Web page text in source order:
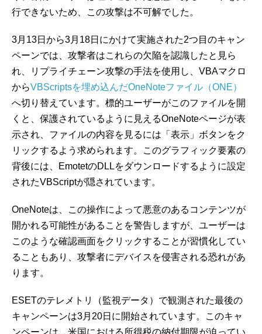
行できないため、この攻撃は不可解でした。
3月13日から3月18日にかけて実施された2つ目のキャン
ペーンでは、攻撃者はこれらの欠陥を認識したと見ら
れ、リプライチェーン攻撃の手法を使用し、VBAマクロ
からVBScriptsを埋め込んだOneNoteファイル（ONE）
へ切り替えています。標的ユーザーがこのファイルを開
くと、保護されているように見えるOneNoteページが表
示され、ファイルの内容を見るには「表示」ボタンをク
リックするよう求められます。このグラフィック要素の
背後には、EmotetのDLLをダウンロードするように設定
されたVBScriptが隠されています。
OneNoteは、この操作によって悪意のあるコンテンツが
開かれる可能性があることを警告しますが、ユーザーは
このような確認画面をクリックすることが習慣化してい
ることもあり、攻撃者にデバイスを侵害される恐れがあ
ります。
ESETのテレメトリ（監視データ）で観測された最後の
キャンペーンは3月20日に開始されています。このキャ